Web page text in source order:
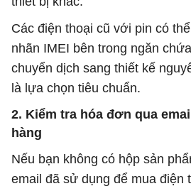
Các điện thoại cũ với pin có
nhãn IMEI bên trong ngăn
chuyển dịch sang thiết kế
là lựa chọn tiêu chuẩn.
2. Kiểm tra hóa đơn qua
hàng
Nếu bạn không có hộp sản
email đã sử dụng để mua điện